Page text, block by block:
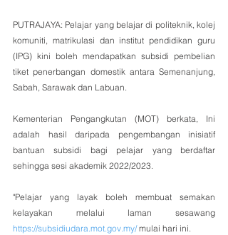
PUTRAJAYA: Pelajar yang belajar di politeknik, kolej
komuniti, matrikulasi dan institut pendidikan guru
(IPG) kini boleh mendapatkan subsidi pembelian
tiket penerbangan domestik antara Semenanjung,
Sabah, Sarawak dan Labuan.
Kementerian Pengangkutan (MOT) berkata, Ini
adalah hasil daripada pengembangan inisiatif
bantuan subsidi bagi pelajar yang berdaftar
sehingga sesi akademik 2022/2023.
"Pelajar yang layak boleh membuat semakan
https://subsidiudara.mot.gov.my/ mulai hari ini.